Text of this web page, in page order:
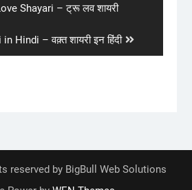
Shayari – ट्रू लव शायरी
Hindi – वक़्त शायरी इन हिंदी
reserved by BigBull Web Solutions